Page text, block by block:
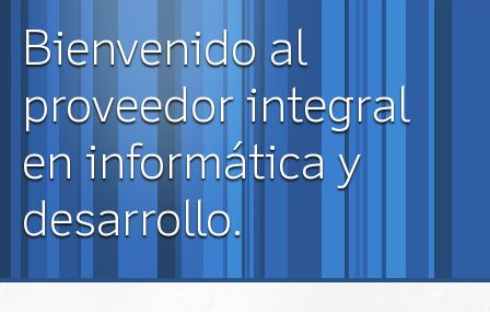
Tiendas online
Web
Consultoría
Blog
Contactar
Bienvenido al
proveedor integral
en informática y
desarrollo.